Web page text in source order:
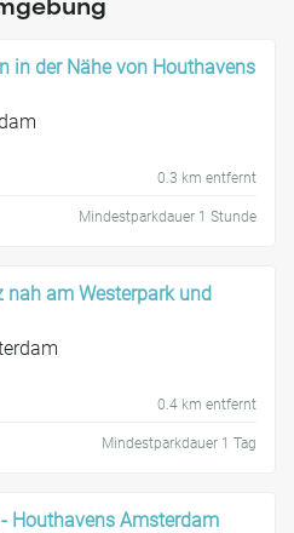
in der Nähe von Houthavens
0.3 km entfernt
Mindestparkdauer 1 Stunde
am Westerpark und
0.4 km entfernt
Mindestparkdauer 1 Tag
Houthavens Amsterdam